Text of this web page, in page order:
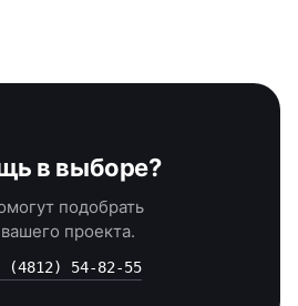
в выборе?
подобрать
проекта.
(4812) 54-82-55